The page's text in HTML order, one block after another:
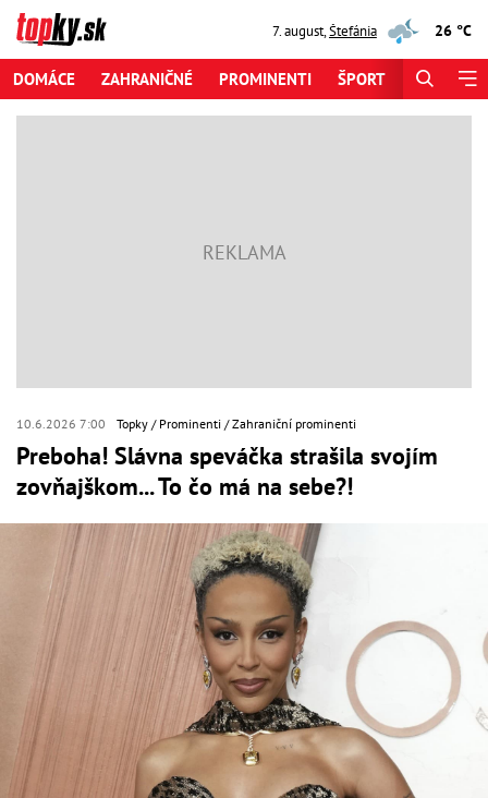
7. august,Štefánia 26 °C
DOMÁCE ZAHRANIČNÉ PROMINENTI ŠPORT
10.6.2026 7:00 Topky Prominenti Zahraniční prominenti
Preboha! Slávna speváčka strašila svojím
zovňajškom... To čo má na sebe?!